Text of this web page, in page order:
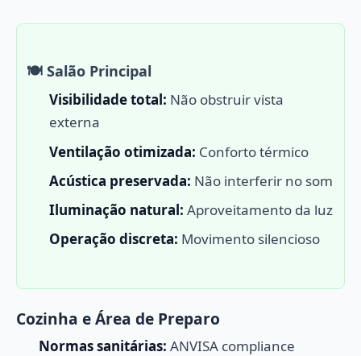
🍽️ Salão Principal
Visibilidade total: Não obstruir vista
externa
Ventilação otimizada: Conforto térmico
Acústica preservada: Não interferir no som
Iluminação natural: Aproveitamento da luz
Operação discreta: Movimento silencioso
Cozinha e Área de Preparo
Normas sanitárias: ANVISA compliance